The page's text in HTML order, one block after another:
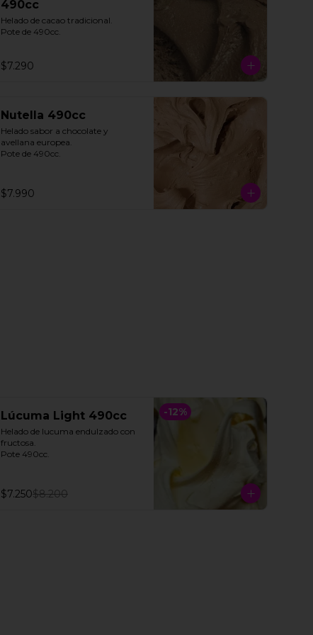
490cc
Helado de cacao tradicional.
Pote de 490cc.
$7.290
Nutella 490cc
Helado sabor a chocolate y
avellana europea.
Pote de 490cc.
$7.990
-12%
Lúcuma Light 490cc
Helado de lucuma endulzado con
fructosa.
Pote 490cc.
$7.250$8.200